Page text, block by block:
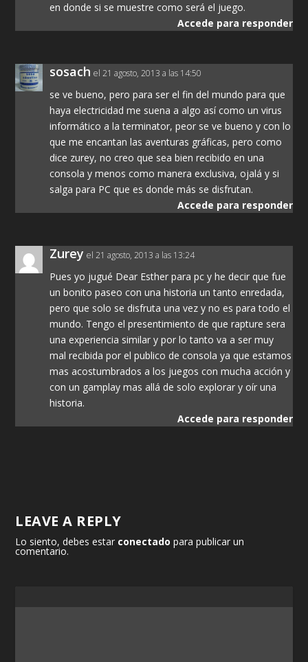
en donde si se muestre como será el juego.
Accede para responder
sosach el 21 agosto, 2013 a las 14:50
se ve bueno, pero para ser el fin del mundo para que
haya electricidad me suena a algo así como un virus
informático a la terminator, peor se ve bueno y con lo
que me encantan las aventuras gráficas, pero como
dice zurey, no creo que sea bien recibido en una
consola y menos como manera exclusiva, ojalá y si
salga para PC que es donde más se disfrutan.
Accede para responder
Zurey el 21 agosto, 2013 a las 13:24
Pues yo jugué Dear Esther para pc y he decir que fue
un bonito paseo con una historia un tanto enredada,
pero que solo se disfruta una vez y no es para todo el
mundo. Tengo el presentimiento de que rapture sera
una experiencia similar y por lo tanto va a ser muy
mal recibida por el publico de consola ya que estamos
mas acostumbrados a los juegos con mucha acción y
con un gamplay mas allá de solo explorar y oír una
historia.
Accede para responder
LEAVE A REPLY
Lo siento, debes estar conectado para publicar un
comentario.